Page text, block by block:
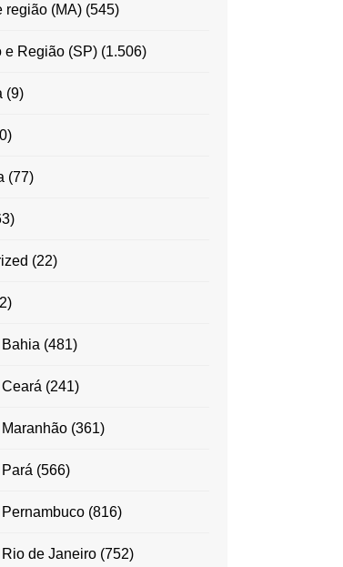
região (MA)(545)
e Região (SP)(1.506)
(9)
(77)
(22)
(481)
(241)
(361)
(566)
(816)
de Janeiro(752)